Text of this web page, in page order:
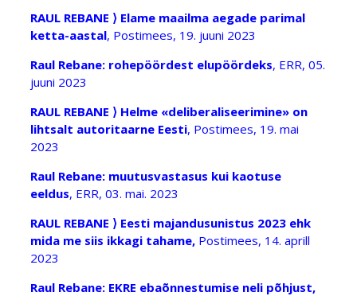
RAUL REBANE ⟩ Elame maailma aegade parimal
ketta-aastal, Postimees, 19. juuni 2023
Raul Rebane: rohepöördest elupöördeks, ERR, 05.
juuni 2023
RAUL REBANE ⟩ Helme «deliberaliseerimine» on
lihtsalt autoritaarne Eesti, Postimees, 19. mai
2023
Raul Rebane: muutusvastasus kui kaotuse
eeldus, ERR, 03. mai. 2023
RAUL REBANE ⟩ Eesti majandusunistus 2023 ehk
mida me siis ikkagi tahame, Postimees, 14. aprill
2023
Raul Rebane: EKRE ebaõnnestumise neli põhjust,